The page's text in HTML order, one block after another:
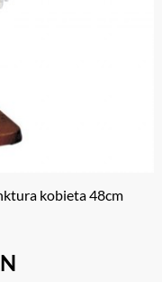
kobieta 48cm